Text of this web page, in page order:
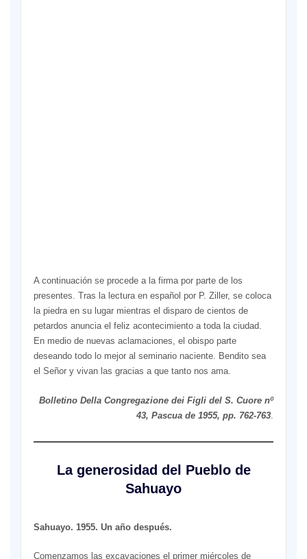
A continuación se procede a la firma por parte de los
presentes. Tras la lectura en español por P. Ziller, se coloca
la piedra en su lugar mientras el disparo de cientos de
petardos anuncia el feliz acontecimiento a toda la ciudad.
En medio de nuevas aclamaciones, el obispo parte
deseando todo lo mejor al seminario naciente. Bendito sea
el Señor y vivan las gracias a que tanto nos ama.
Bolletino Della Congregazione dei Figli del S. Cuore nº
43, Pascua de 1955, pp. 762-763
La generosidad del Pueblo de
Sahuayo
Sahuayo. 1955. Un año después.
Comenzamos las excavaciones el primer miércoles de